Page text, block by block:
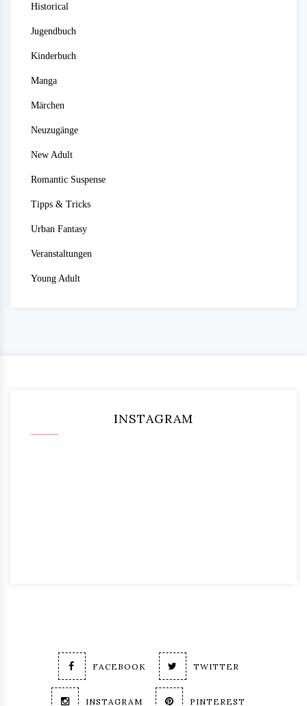
Historical
Jugendbuch
Kinderbuch
Manga
Märchen
Neuzugänge
New Adult
Romantic Suspense
Tipps & Tricks
Urban Fantasy
Veranstaltungen
Young Adult
INSTAGRAM
FACEBOOK TWITTER
INSTAGRAM PINTEREST